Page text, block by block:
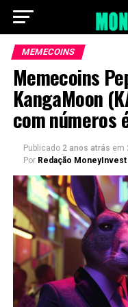
MEMECOINS
Memecoins
KangaMoon
com números
Publicado 2 anos atrás em
Por Redação MoneyInvest